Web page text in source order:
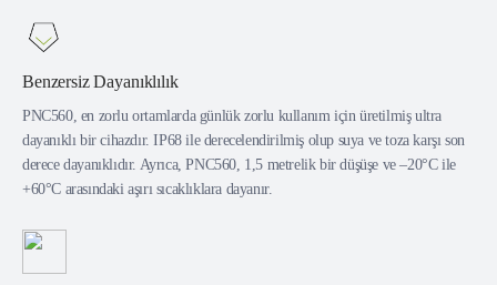
Benzersiz Dayanıklılık
PNC560, en zorlu ortamlarda günlük zorlu kullanım için üretilmiş ultra
dayanıklı bir cihazdır. IP68 ile derecelendirilmiş olup suya ve toza karşı son
derece dayanıklıdır. Ayrıca, PNC560, 1,5 metrelik bir düşüşe ve –20°C ile
+60°C arasındaki aşırı sıcaklıklara dayanır.